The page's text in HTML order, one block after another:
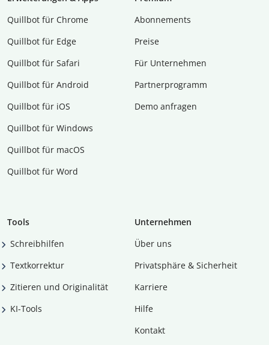
Quillbot für Chrome
Quillbot für Edge
Quillbot für Safari
Quillbot für Android
Quillbot für iOS
Quillbot für Windows
Quillbot für macOS
Quillbot für Word
Abon­ne­ments
Preise
Für Unternehmen
Partnerprogramm
Demo anfragen
Tools
Schreibhilfen
Textkorrektur
Zitieren und Originalität
KI-Tools
Unternehmen
Über uns
Privatsphäre & Sicherheit
Karriere
Hilfe
Kontakt